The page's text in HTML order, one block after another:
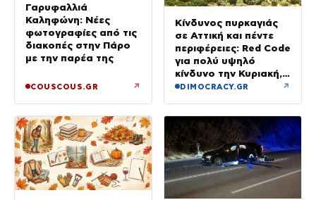
Γαρυφαλλιά
Καληφώνη: Νέες
φωτογραφίες από τις
διακοπές στην Πάρο
με την παρέα της
COUSCOUS.GR ↗
Κίνδυνος πυρκαγιάς
σε Αττική και πέντε
περιφέρειες: Red Code
για πολύ υψηλό
κίνδυνο την Κυριακή,
με μελτέμια έως 8
DIMOCRACY.GR ↗